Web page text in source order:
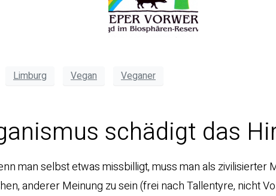
Limburg Vegan Veganer
schädigt das
man selbst etwas missbilligt, muss man als zivilisierter
anderer Meinung zu sein (frei nach Tallentyre, nicht